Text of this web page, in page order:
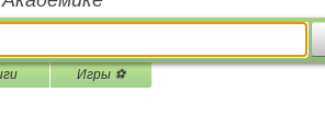
Игры ⚽